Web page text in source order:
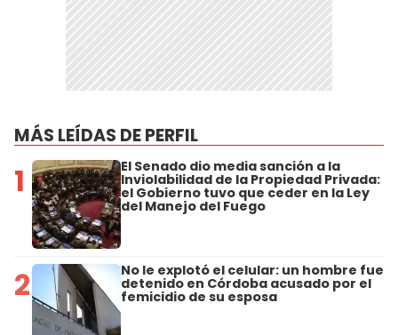
MÁS LEÍDAS DE PERFIL
1 El Senado dio media sanción a la
Inviolabilidad de la Propiedad Privada:
el Gobierno tuvo que ceder en la Ley
del Manejo del Fuego
2 No le explotó el celular: un hombre fue
detenido en Córdoba acusado por el
femicidio de su esposa